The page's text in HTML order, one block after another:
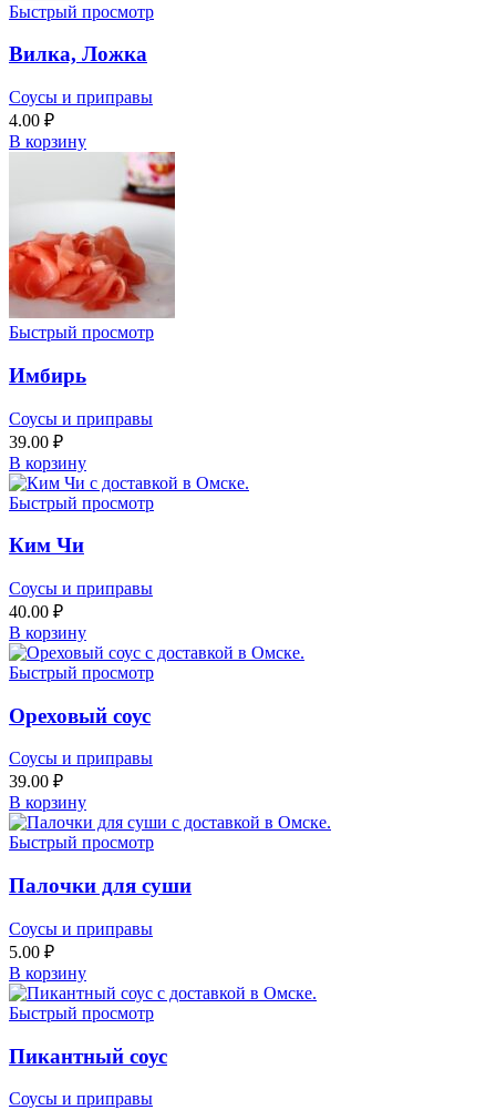
Быстрый просмотр
Вилка, Ложка
Соусы и приправы
4.00 ₽
В корзину
Быстрый просмотр
Имбирь
Соусы и приправы
39.00 ₽
В корзину
Быстрый просмотр
Ким Чи
Соусы и приправы
40.00 ₽
В корзину
Быстрый просмотр
Ореховый соус
Соусы и приправы
39.00 ₽
В корзину
Быстрый просмотр
Палочки для суши
Соусы и приправы
5.00 ₽
В корзину
Быстрый просмотр
Пикантный соус
Соусы и приправы